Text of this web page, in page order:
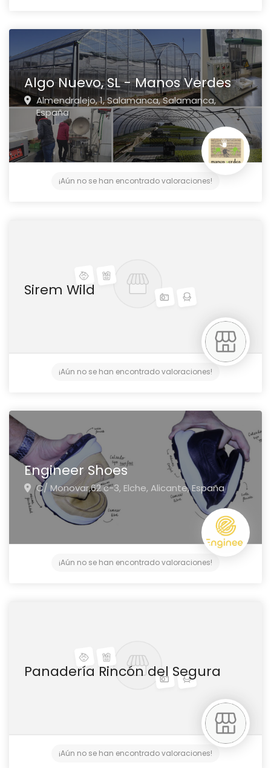
Algo Nuevo, SL - Manos Verdes
Almendralejo, 1,Salamanca,Salamanca,
España
¡Aún no se han encontrado valoraciones!
Sirem Wild
¡Aún no se han encontrado valoraciones!
Engineer Shoes
C/ Monovar,62 c-3, Elche, Alicante,España
¡Aún no se han encontrado valoraciones!
Panadería Rincón del Segura
¡Aún no se han encontrado valoraciones!